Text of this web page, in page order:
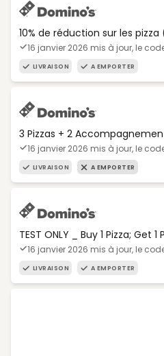
10% de réduction sur les pizza
16 janvier 2026 mis à jour, le
LIVRAISON A EMPORTER
3 Pizzas + 2
16 janvier 2026 mis à jour, le
LIVRAISON A EMPORTER
TEST ONLY _ Buy 1 Pizza; Get 1
16 janvier 2026 mis à jour, le
LIVRAISON A EMPORTER